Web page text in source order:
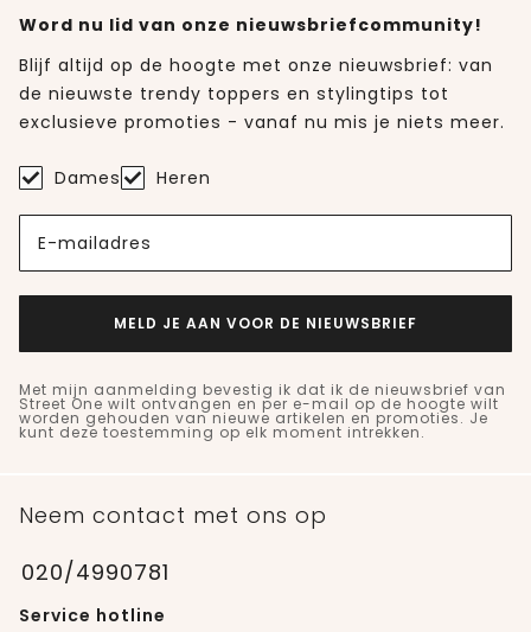
Word nu lid van onze nieuwsbriefcommunity!
Blijf altijd op de hoogte met onze nieuwsbrief: van
de nieuwste trendy toppers en stylingtips tot
exclusieve promoties - vanaf nu mis je niets meer.
Dames Heren
E-mailadres
MELD JE AAN VOOR DE NIEUWSBRIEF
Met mijn aanmelding bevestig ik dat ik de nieuwsbrief van
Street One wilt ontvangen en per e-mail op de hoogte wilt
worden gehouden van nieuwe artikelen en promoties. Je
kunt deze toestemming op elk moment intrekken.
Neem contact met ons op
020/4990781
Service hotline